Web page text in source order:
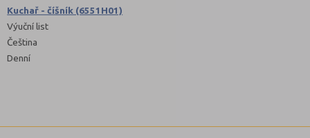
Kuchař - číšník (6551H01)
Výuční list
Čeština
Denní